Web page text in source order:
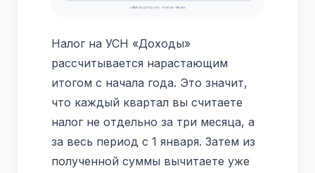
Налог на УСН «Доходы»
рассчитывается нарастающим
итогом с начала года. Это значит,
что каждый квартал вы считаете
налог не отдельно за три месяца, а
за весь период с 1 января. Затем из
полученной суммы вычитаете уже